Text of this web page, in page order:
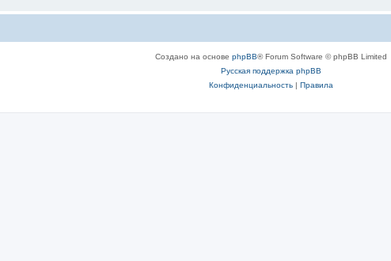
Создано на основе phpBB® Forum Software © phpBB Limited
Русская поддержка phpBB
Конфиденциальность| Правила